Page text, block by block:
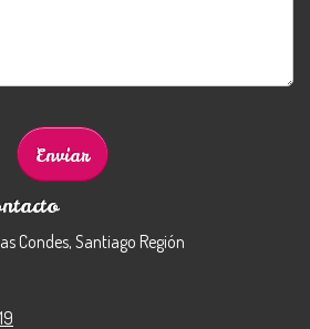
Condes, Santiago Región